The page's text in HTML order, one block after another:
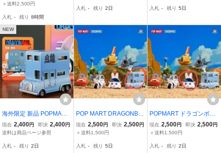
共鳴GONGドラゴンボー
＋送料2,500円
入札 - 残り 8時間
フィギュア ALLOY VEHI
入札 - 残り 2日 入札 - 残り 5日
NEW
海外限定 新品 POPMART
ドラゴンボール ウーロン
ハウスワゴン ポップマー
クス フィギュア ALLOY V
現在 2,400円 即決 2,400円
送料は商品ページ参照
入札 - 残り 2日
POP MART DRAGONBA
LL ALLOYVEHICLES Ool
ong-House Wagon ドラ
現在 2,500円 即決 2,500円
＋送料1,500円
入札 - 残り 5日
POPMART ドラゴンボー
ル 乗り物 VEHICLE ALLO
Y ポップマート Popmar
現在 2,500円 即決 2,500円
＋送料1,500円
入札 - 残り 2日